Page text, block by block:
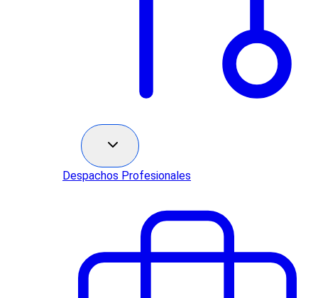
Despachos Profesionales